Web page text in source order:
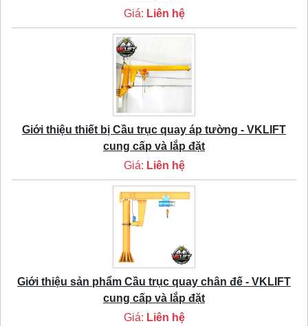
Giá: Liên hệ
Giới thiệu thiết bị Cầu trục quay áp tường - VKLIFT
cung cấp và lắp đặt
Giá: Liên hệ
Giới thiệu sản phẩm Cầu trục quay chân đế - VKLIFT
cung cấp và lắp đặt
Giá: Liên hệ